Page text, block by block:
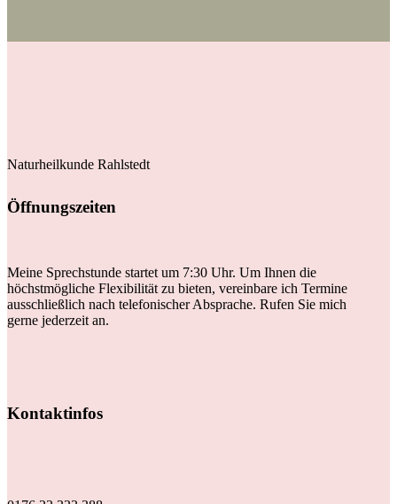
Naturheilkunde Rahlstedt
Öffnungszeiten
Meine Sprechstunde startet um 7:30 Uhr. Um Ihnen die
höchstmögliche Flexibilität zu bieten, vereinbare ich Termine
ausschließlich nach telefonischer Absprache. Rufen Sie mich
gerne jederzeit an.
Kontaktinfos